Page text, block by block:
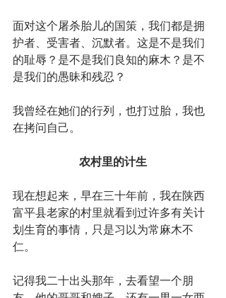
面对这个屠杀胎儿的国策，我们都是拥
护者、受害者、沉默者。这是不是我们
的耻辱？是不是我们良知的麻木？是不
是我们的愚昧和残忍？
我曾经在她们的行列，也打过胎，我也
在拷问自己。
农村里的计生
现在想起来，早在三十年前，我在陕西
富平县老家的村里就看到过许多有关计
划生育的事情，只是习以为常麻木不
仁。
记得我二十出头那年，去看望一个朋